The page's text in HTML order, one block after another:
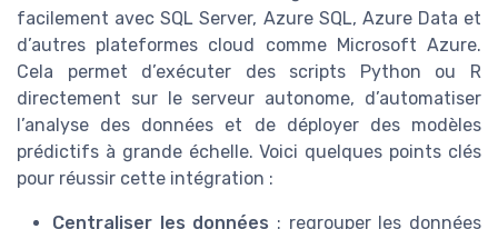
facilement avec SQL Server, Azure SQL, Azure Data et
d’autres plateformes cloud comme Microsoft Azure.
Cela permet d’exécuter des scripts Python ou R
directement sur le serveur autonome, d’automatiser
l’analyse des données et de déployer des modèles
prédictifs à grande échelle. Voici quelques points clés
pour réussir cette intégration :
Centraliser les données : regrouper les données